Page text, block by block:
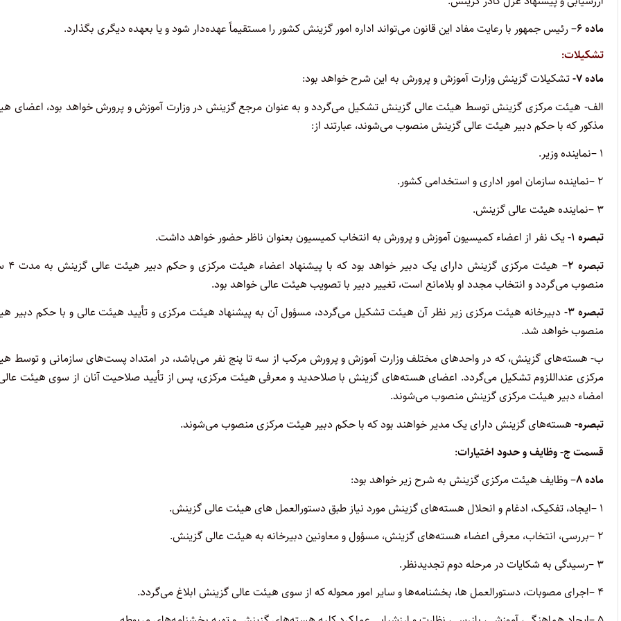
ماده۶– رئیس جمهور با رعایت مفاد این قانون می‌تواند اداره امور گزینش کشور را مستقیماً عهده‌دار شود و یا بعهده دیگری بگذارد.
تشکیلات:
ماده۷- تشکیلات گزینش وزارت آموزش و پرورش به این شرح خواهد بود:
‌الف- هیئت مرکزی گزینش توسط هیئت عالی گزینش تشکیل می‌گردد و به عنوان مرجع گزینش در وزارت آموزش و پرورش خواهد بود، اعضای‌
مذکور که با حکم دبیر هیئت عالی گزینش منصوب می‌شوند، عبارتند از:
۱ –نماینده وزیر.
۲ –نماینده سازمان امور اداری و استخدامی کشور.
۳ –نماینده هیئت عالی گزینش.
تبصره ۱- یک نفر از اعضاء کمیسیون آموزش و پرورش به انتخاب کمیسیون بعنوان ناظر حضور خواهد داشت.
تبصره ۲
– هیئت مرکزی
منصوب می‌گردد و انتخاب مجدد او بلامانع است، تغییر دبیر با تصویب هیئت عالی خواهد بود.
تبصره ۳- دبیرخانه هیئت مرکزی زیر نظر آن هیئت تشکیل می‌گردد، مسؤول آن به پیشنهاد هیئت مرکزی و تأیید هیئت عالی و با حکم دبیر
‌منصوب خواهد شد.
ب- هسته‌های گزینش، که در واحدهای مختلف وزارت آموزش و پرورش مرکب از سه تا پنج نفر می‌باشد، در امتداد پست‌های سازمانی و توسط
مرکزی عنداللزوم تشکیل می‌گردد. اعضای هسته‌های گزینش با صلاحدید و معرفی هیئت مرکزی، پس از تأیید صلاحیت آنان از سوی هیئت
امضاء دبیر هیئت مرکزی گزینش منصوب می‌شوند.
تبصره- هسته‌های گزینش دارای یک مدیر خواهند بود که با حکم دبیر هیئت مرکزی منصوب می‌شوند.
قسمت ج- وظایف و حدود اختیارات:
ماده۸– وظایف هیئت مرکزی گزینش به شرح زیر خواهد بود:
۱ –ایجاد، تفکیک، ادغام و انحلال هسته‌های گزینش مورد نیاز طبق دستورالعمل های هیئت عالی گزینش.
۲ –بررسی، انتخاب، معرفی اعضاء هسته‌های گزینش، مسؤول و معاونین دبیرخانه به هیئت عالی گزینش.
۳ –رسیدگی به شکایات در مرحله دوم تجدیدنظر.
۴ –اجرای مصوبات، دستورالعمل ها، بخشنامه‌ها و سایر امور محوله که از سوی هیئت عالی گزینش ابلاغ می‌گردد.